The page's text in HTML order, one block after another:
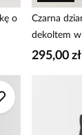
o
Czarna
dekoltem w
295,00 zł